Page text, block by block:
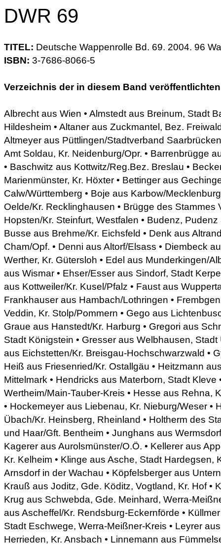
DWR 69
TITEL: Deutsche Wappenrolle Bd. 69. 2004. 96
ISBN: 3-7686-8066-5
Verzeichnis der in diesem Band
Albrecht aus Wien • Almstedt aus Breinum, Stadt
Hildesheim • Altaner aus Zuckmantel, Bez.
Altmeyer aus Püttlingen/Stadtverband
Amt Soldau, Kr. Neidenburg/Opr. • Barrenbrügge
• Baschwitz aus Kottwitz/Reg.Bez. Breslau •
Marienmünster, Kr. Höxter • Bettinger aus
Calw/Württemberg • Boje aus Karbow/
Oelde/Kr. Recklinghausen • Brügge des Stammes
Hopsten/Kr. Steinfurt, Westfalen • Budenz,
Busse aus Brehme/Kr. Eichsfeld • Denk aus
Cham/Opf. • Denni aus Altorf/Elsass • Diembeck
Werther, Kr. Gütersloh • Edel aus Munderkingen/
aus Wismar • Ehser/Esser aus Sindorf, Stadt
aus Kottweiler/Kr. Kusel/Pfalz • Faust aus
Frankhauser aus Hambach/Lothringen •
Veddin, Kr. Stolp/Pommern • Gego aus
Graue aus Hanstedt/Kr. Harburg • Gregori aus
Stadt Königstein • Gresser aus Welbhausen, Stadt
aus Eichstetten/Kr. Breisgau-Hochschwarzwald •
Heiß aus Friesenried/Kr. Ostallgäu • Heitzmann
Mittelmark • Hendricks aus Materborn, Stadt Kleve
Wertheim/Main-Tauber-Kreis • Hesse aus Rehna,
• Hockemeyer aus Liebenau, Kr. Nieburg/Weser •
Übach/Kr. Heinsberg, Rheinland • Holtherm des
und Haar/Gft. Bentheim • Junghans aus
Kagerer aus Aurolsmünster/O.Ö. • Kellerer aus
Kr. Kelheim • Klinge aus Asche, Stadt Hardegsen,
Arnsdorf in der Wachau • Köpfelsberger aus
Krauß aus Joditz, Gde. Köditz, Vogtland, Kr. Hof •
Krug aus Schwebda, Gde. Meinhard, Werra-
aus Ascheffel/Kr. Rendsburg-Eckernförde •
Stadt Eschwege, Werra-Meißner-Kreis • Leyrer
Herrieden, Kr. Ansbach • Linnemann aus